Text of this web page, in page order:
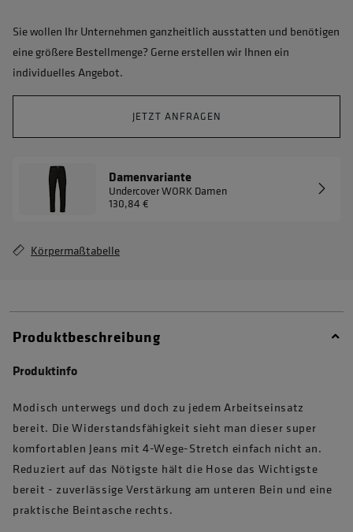
Sie wollen Ihr Unternehmen ganzheitlich ausstatten und benötigen
eine größere Bestellmenge? Gerne erstellen wir Ihnen ein
individuelles Angebot.
JETZT ANFRAGEN
Damenvariante
Undercover WORK Damen
130,84 €
Körpermaßtabelle
Produktbeschreibung
Produktinfo
Modisch unterwegs und doch zu jedem Arbeitseinsatz
bereit. Die Widerstandsfähigkeit sieht man dieser super
komfortablen Jeans mit 4-Wege-Stretch einfach nicht an.
Reduziert auf das Nötigste hält die Hose das Wichtigste
bereit - zuverlässige Verstärkung am unteren Bein und eine
praktische Beintasche rechts.